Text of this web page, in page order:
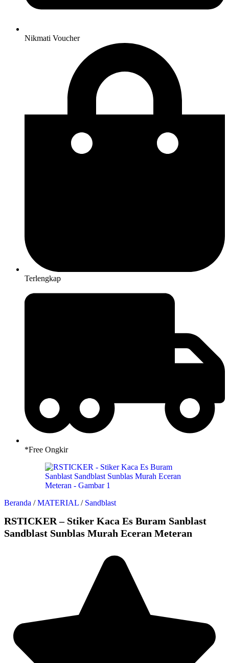
Nikmati Voucher
Terlengkap
*Free Ongkir
Beranda / MATERIAL / Sandblast
RSTICKER – Stiker Kaca Es Buram Sanblast
Sandblast Sunblas Murah Eceran Meteran